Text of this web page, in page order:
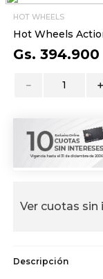
HOT WHEELS
Hot Wheels
Gs. 394.900
＋
－
Ver cuotas sin
8.
hydrate
9.
almohada
10. toalla